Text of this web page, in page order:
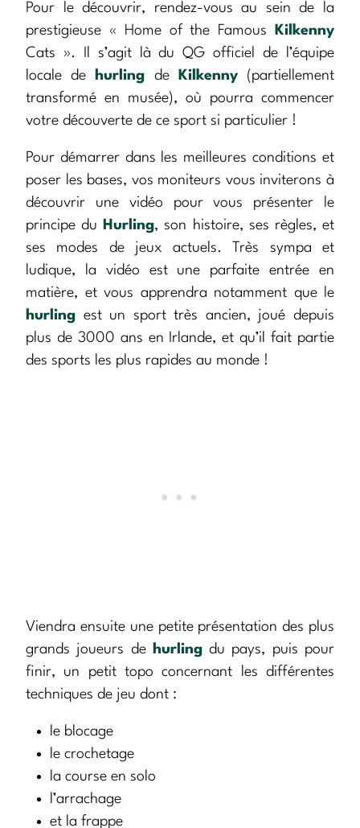
Pour le découvrir, rendez-vous au sein de la
prestigieuse « Home of the Famous
Kilkenny
Cats ». Il s’agit là du QG officiel de l’équipe
locale de
hurling de Kilkenny(partiellement
transformé en musée), où pourra commencer
votre découverte de ce sport si particulier !
Pour démarrer dans les meilleures conditions et
poser les bases, vos moniteurs vous inviterons à
découvrir une vidéo pour vous présenter le
principe du
Hurling, son histoire, ses règles, et
ses modes de jeux actuels. Très sympa et
ludique, la vidéo est une parfaite entrée en
matière, et vous apprendra notamment que le
hurling est un sport très ancien, joué depuis
plus de 3000 ans en Irlande, et qu’il fait partie
des sports les plus rapides au monde !
Viendra ensuite une petite présentation des plus
grands joueurs de
hurlingdu pays, puis pour
finir, un petit topo concernant les différentes
techniques de jeu dont :
le blocage
le crochetage
la course en solo
l’arrachage
et la frappe